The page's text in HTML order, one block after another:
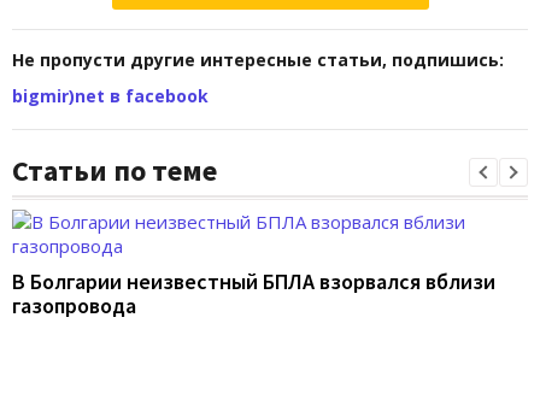
Не пропусти другие интересные статьи, подпишись:
bigmir)net в facebook
Статьи по теме
В Болгарии неизвестный БПЛА взорвался вблизи
газопровода